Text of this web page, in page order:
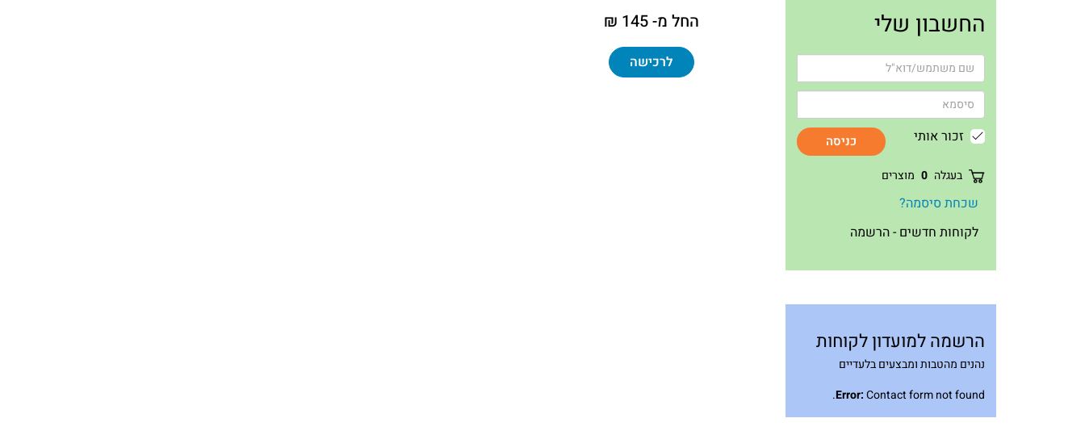
החשבון שלי
זכור אותי כניסה
בעגלה 0 מוצרים
שכחת סיסמה?
לקוחות חדשים - הרשמה
הרשמה למועדון לקוחות
נהנים מהטבות ומבצעים בלעדיים
Error:Contact form not found.
החל מ- 145 ₪
לרכישה